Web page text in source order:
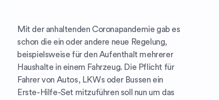
Mit der anhaltenden Coronapandemie gab es
schon die ein oder andere neue Regelung,
beispielsweise für den Aufenthalt mehrerer
Haushalte in einem Fahrzeug. Die Pflicht für
Fahrer von Autos, LKWs oder Bussen ein
Erste-Hilfe-Set mitzuführen soll nun um das